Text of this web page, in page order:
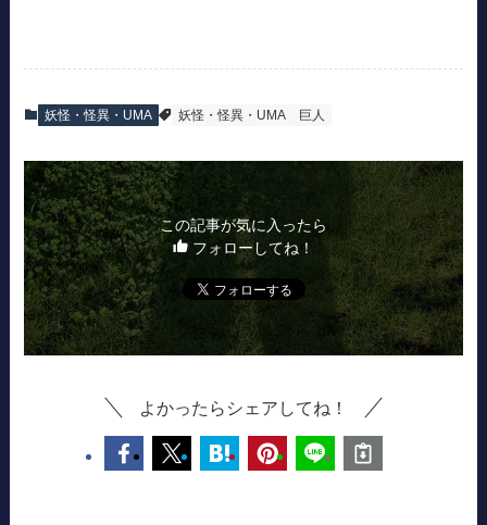
妖怪・怪異・UMA 妖怪・怪異・UMA 巨人
この記事が気に入ったら
フォローしてね！
よかったらシェアしてね！